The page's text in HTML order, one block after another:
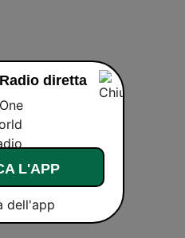
diretta
L'APP